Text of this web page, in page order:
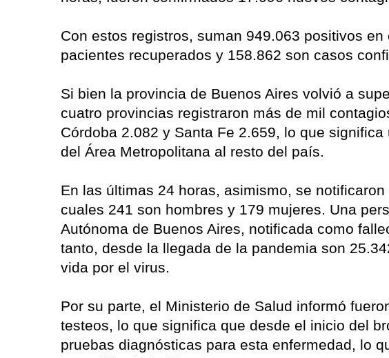
Con estos registros, suman 949.063 positivos
pacientes recuperados y 158.862 son casos
Si bien la provincia de Buenos Aires volvió a
cuatro provincias registraron más de mil
Córdoba 2.082 y Santa Fe 2.659, lo que
del Área Metropolitana al resto del país.
En las últimas 24 horas, asimismo, se
cuales 241 son hombres y 179 mujeres. Una
Autónoma de Buenos Aires, notificada como
tanto, desde la llegada de la pandemia son
vida por el virus.
Por su parte, el Ministerio de Salud informó
testeos, lo que significa que desde el inicio del
pruebas diagnósticas para esta enfermedad, lo